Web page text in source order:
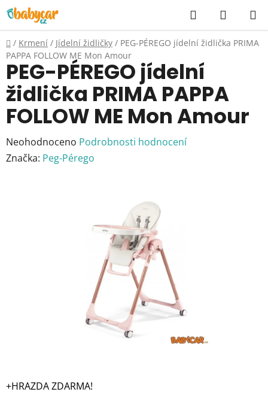
Přejít
na
obsah
Hledat
KOŠÍK
Domů
/ Krmení / Jídelní židličky / PEG-PÉREGO jídelní židlička PRIMA
PAPPA FOLLOW ME Mon Amour
+HRAZDA ZDARMA!
PEG-PÉREGO jídelní
židlička PRIMA PAPPA
FOLLOW ME Mon Amour
Průměrné
hodnocení
Neohodnoceno Podrobnosti hodnocení
Značka: Peg-Pérego